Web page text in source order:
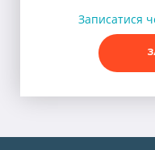
Записатися